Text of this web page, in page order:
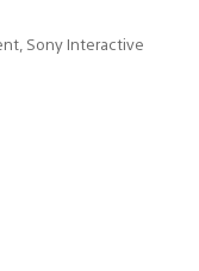
Sony Interactive